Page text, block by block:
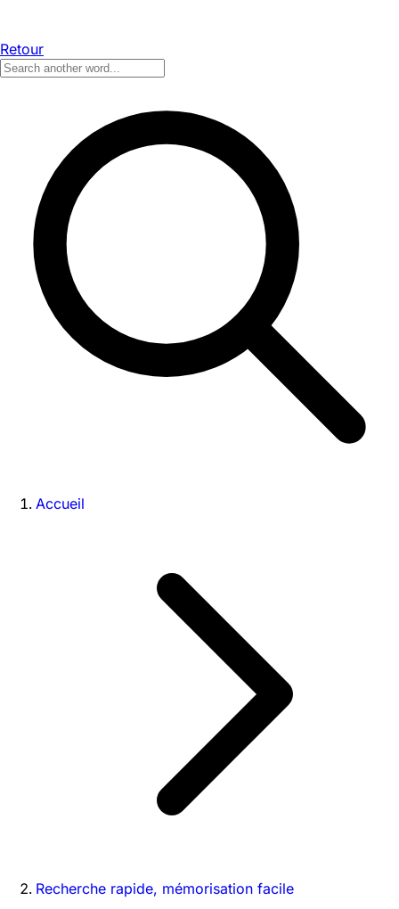
Retour
Accueil
Recherche rapide, mémorisation facile